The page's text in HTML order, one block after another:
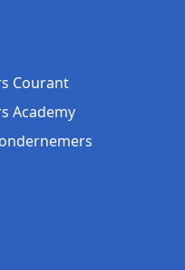
Courant
Academy